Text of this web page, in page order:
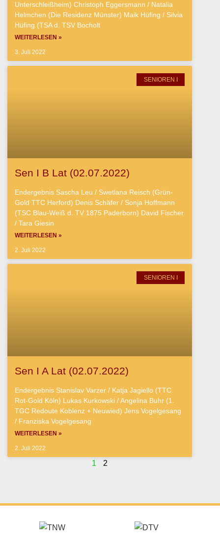
Unterschleißheim) Christoph Eggersmann / Natalia
Helmchen (Die Residenz Münster) Maik Hüfing / Silvia
Hüfing (TSA d. TSV Bocholt
WEITERLESEN »
3. Juli 2022
SENIOREN I
Sen I B Lat (02.07.2022)
Endergebnis Sascha Leu / Swetlana Reisch (Grün-
Gold TTC Herford) Denis Schäfer / Sonja Hoffmann
(TSC Blau-Weiß d. TV 1875 Paderborn) David Fischer
/ Tara Giesin
WEITERLESEN »
2. Juli 2022
SENIOREN I
Sen I A Lat (02.07.2022)
Endergebnis Stanislav Varzer / Katja Jagiello (TTC
Rot-Gold Köln) Lukas Kurkowski / Angelina Buhr (1.
TGC Redoute Koblenz + Neuwied) Jens Vogelgesang
/ Franziska Vogelgesang
WEITERLESEN »
2. Juli 2022
1 2